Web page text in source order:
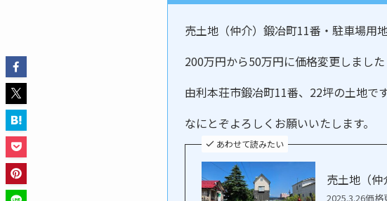
売土地（仲介）鍛冶町11番・駐車場用
200万円から50万円に価格変更しました
由利本荘市鍛冶町11番、22坪の土地で
なにとぞよろしくお願いいたします。
あわせて読みたい
売土地（
2025.3.26価